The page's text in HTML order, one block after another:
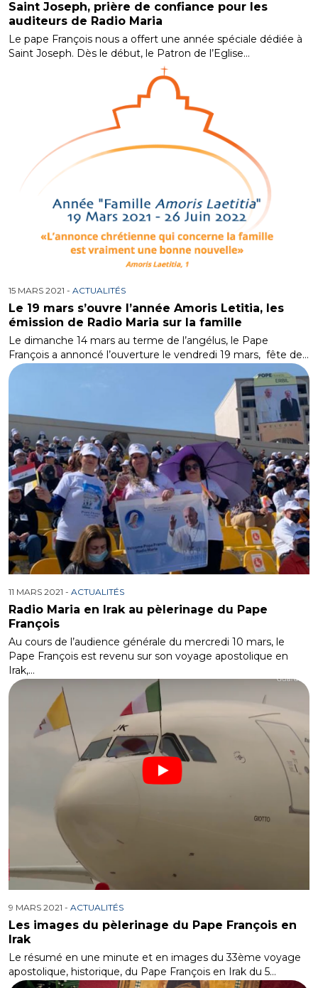
Saint Joseph, prière de confiance pour les
auditeurs de Radio Maria
Le pape François nous a offert une année spéciale dédiée à
Saint Joseph. Dès le début, le Patron de l’Eglise…
15 MARS 2021 - ACTUALITÉS
Le 19 mars s’ouvre l’année Amoris Letitia, les
émission de Radio Maria sur la famille
Le dimanche 14 mars au terme de l’angélus, le Pape
François a annoncé l’ouverture le vendredi 19 mars, fête de…
11 MARS 2021 - ACTUALITÉS
Radio Maria en Irak au pèlerinage du Pape
François
Au cours de l’audience générale du mercredi 10 mars, le
Pape François est revenu sur son voyage apostolique en
Irak,…
9 MARS 2021 - ACTUALITÉS
Les images du pèlerinage du Pape François en
Irak
Le résumé en une minute et en images du 33ème voyage
apostolique, historique, du Pape François en Irak du 5…